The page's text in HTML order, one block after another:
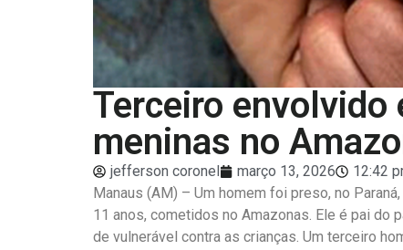
Terceiro envolvido
meninas no
jefferson coronel março 13, 2026
12:42
Manaus (AM) – Um homem foi preso, no
11 anos, cometidos no Amazonas. Ele é pai
de vulnerável contra as crianças. Um terceiro